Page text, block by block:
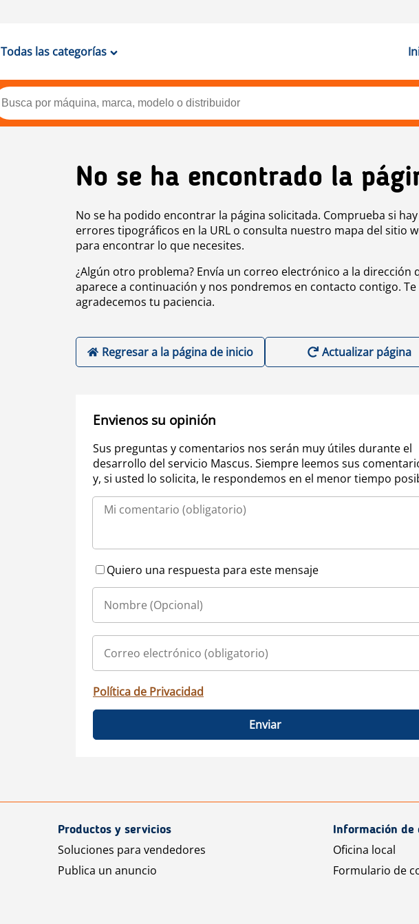
Todas las categorías
No se ha encontrado la
No se ha podido encontrar la página solicitada. Comprueba si hay
errores tipográficos en la URL o consulta nuestro mapa del sitio
para encontrar lo que necesites.
¿Algún otro problema? Envía un correo electrónico a la dirección
aparece a continuación y nos pondremos en contacto contigo. Te
agradecemos tu paciencia.
Regresar a la página de inicio Actualizar página
Envienos su opinión
Sus preguntas y comentarios nos serán muy útiles durante el
desarrollo del servicio Mascus. Siempre leemos sus
y, si usted lo solicita, le respondemos en el menor tiempo
Quiero una respuesta para este mensaje
Política de Privacidad
Enviar
Productos y servicios
Soluciones para vendedores
Publica un anuncio
Información de
Oficina local
Formulario de